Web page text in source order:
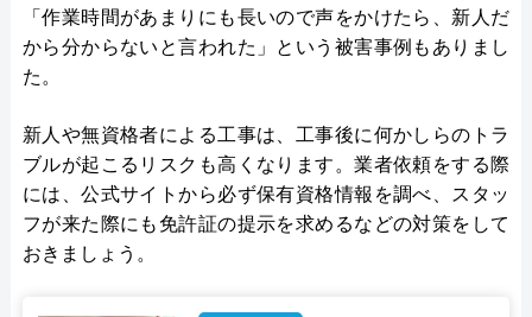
「作業時間があまりにも長いので声をかけたら、新人だ
から分からないと言われた」という被害事例もありまし
た。
新人や無資格者による工事は、工事後に何かしらのトラ
ブルが起こるリスクも高くなります。業者依頼をする際
には、公式サイトから必ず保有資格情報を調べ、スタッ
フが来た際にも免許証の提示を求めるなどの対策をして
おきましょう。